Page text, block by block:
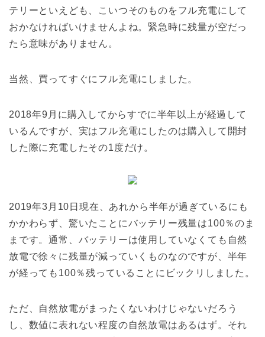
テリーといえども、こいつそのものをフル充電にして
おかなければいけませんよね。緊急時に残量が空だっ
たら意味がありません。
当然、買ってすぐにフル充電にしました。
2018年9月に購入してからすでに半年以上が経過して
いるんですが、実はフル充電にしたのは購入して開封
した際に充電したその1度だけ。
2019年3月10日現在、あれから半年が過ぎているにも
かかわらず、驚いたことにバッテリー残量は100％のま
まです。通常、バッテリーは使用していなくても自然
放電で徐々に残量が減っていくものなのですが、半年
が経っても100％残っていることにビックリしました。
ただ、自然放電がまったくないわけじゃないだろう
し、数値に表れない程度の自然放電はあるはず。それ